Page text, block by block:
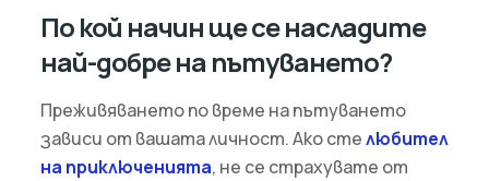
По кой начин ще се насладите
най-добре на пътуването?
Преживяването по време на пътуването
зависи от вашата личност. Ако стелюбител
на приключенията, не се страхувате от